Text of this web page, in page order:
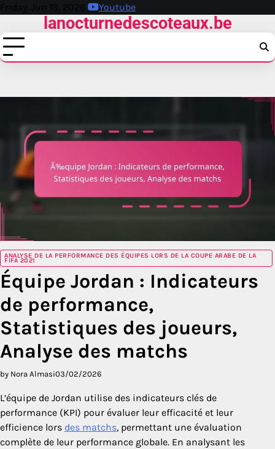
Skip
content
Friday, Jun 19, 2026 Youtube
lanocturnedescoteaux.be
ANALYSE DE LA PERFORMANCE DES ÉQUIPES LORS DE LA COUPE ARABE DE LA
FIFA 2021
Équipe Jordan : Indicateurs
de performance,
Statistiques des joueurs,
Analyse des matchs
by Nora Almasi03/02/2026
L’équipe de Jordan utilise des indicateurs clés de
performance (KPI) pour évaluer leur efficacité et leur
efficience lors des matchs, permettant une évaluation
complète de leur performance globale. En analysant les